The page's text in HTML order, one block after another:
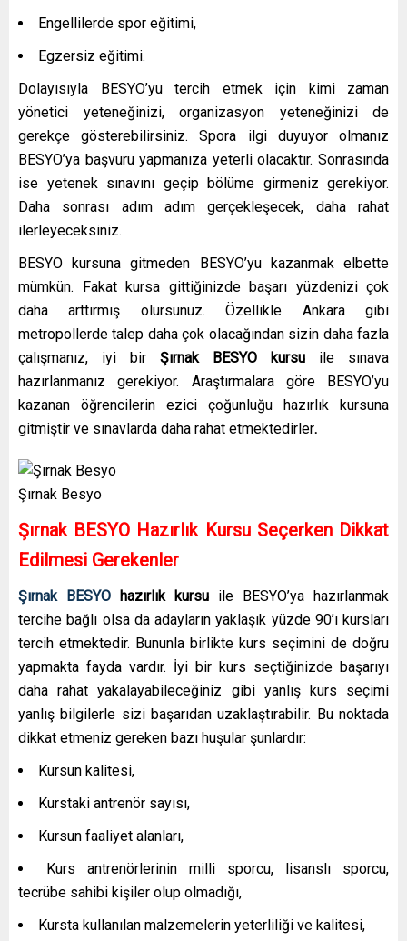
Engellilerde spor eğitimi,
Egzersiz eğitimi.
Dolayısıyla BESYO’yu tercih etmek için kimi zaman
yönetici yeteneğinizi, organizasyon yeteneğinizi de
gerekçe gösterebilirsiniz. Spora ilgi duyuyor olmanız
BESYO’ya başvuru yapmanıza yeterli olacaktır. Sonrasında
ise yetenek sınavını geçip bölüme girmeniz gerekiyor.
Daha sonrası adım adım gerçekleşecek, daha rahat
ilerleyeceksiniz.
BESYO kursuna gitmeden BESYO’yu kazanmak elbette
mümkün. Fakat kursa gittiğinizde başarı yüzdenizi çok
daha arttırmış olursunuz. Özellikle Ankara gibi
metropollerde talep daha çok olacağından sizin daha fazla
çalışmanız, iyi bir Şırnak BESYO kursu ile sınava
hazırlanmanız gerekiyor. Araştırmalara göre BESYO’yu
kazanan öğrencilerin ezici çoğunluğu hazırlık kursuna
gitmiştir ve sınavlarda daha rahat etmektedirler.
Şırnak Besyo
Şırnak BESYO Hazırlık Kursu Seçerken Dikkat
Edilmesi Gerekenler
Şırnak BESYO hazırlık kursu ile BESYO’ya hazırlanmak
tercihe bağlı olsa da adayların yaklaşık yüzde 90’ı kursları
tercih etmektedir. Bununla birlikte kurs seçimini de doğru
yapmakta fayda vardır. İyi bir kurs seçtiğinizde başarıyı
daha rahat yakalayabileceğiniz gibi yanlış kurs seçimi
yanlış bilgilerle sizi başarıdan uzaklaştırabilir. Bu noktada
dikkat etmeniz gereken bazı huşular şunlardır:
Kursun kalitesi,
Kurstaki antrenör sayısı,
Kursun faaliyet alanları,
Kurs antrenörlerinin milli sporcu, lisanslı sporcu,
tecrübe sahibi kişiler olup olmadığı,
Kursta kullanılan malzemelerin yeterliliği ve kalitesi,